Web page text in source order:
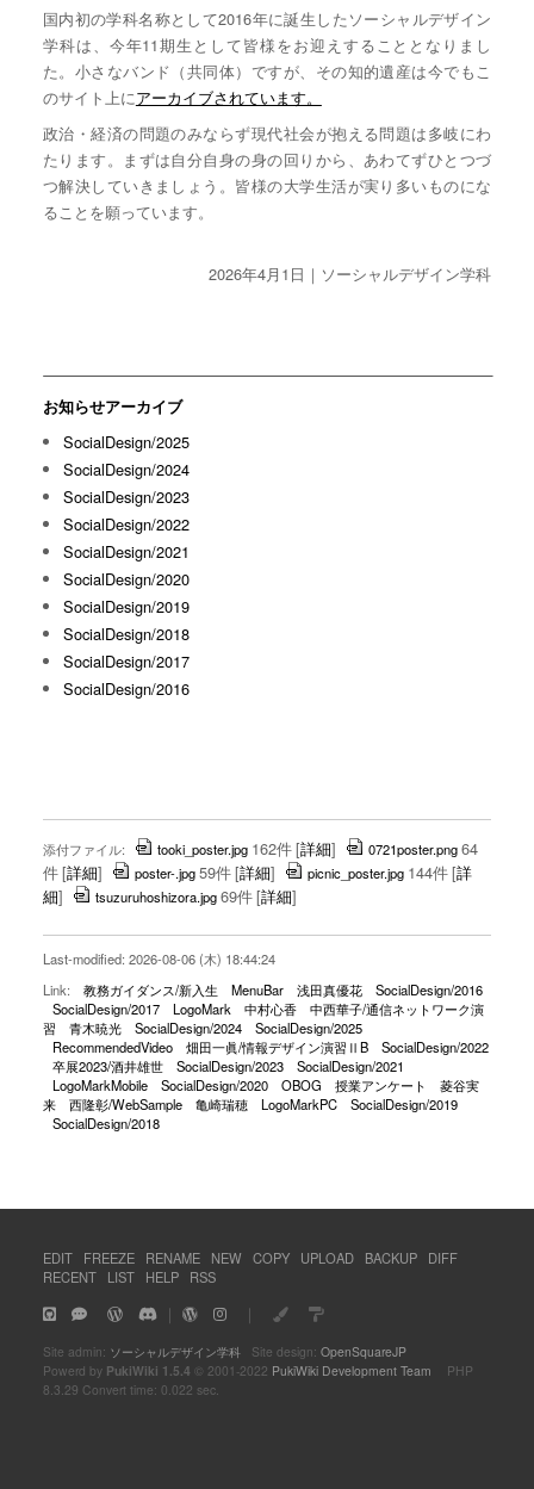
国内初の学科名称として2016年に誕生したソーシャルデザイン
学科は、今年11期生として皆様をお迎えすることとなりまし
た。小さなバンド（共同体）ですが、その知的遺産は今でもこ
のサイト上にアーカイブされています。
政治・経済の問題のみならず現代社会が抱える問題は多岐にわ
たります。まずは自分自身の身の回りから、あわてずひとつづ
つ解決していきましょう。皆様の大学生活が実り多いものにな
ることを願っています。
2026年4月1日｜ソーシャルデザイン学科
お知らせアーカイブ
SocialDesign/2025
SocialDesign/2024
SocialDesign/2023
SocialDesign/2022
SocialDesign/2021
SocialDesign/2020
SocialDesign/2019
SocialDesign/2018
SocialDesign/2017
SocialDesign/2016
添付ファイル: tooki_poster.jpg 162件[詳細] 0721poster.png64
件[詳細] poster-.jpg59件[詳細] picnic_poster.jpg 144件[詳
細] tsuzuruhoshizora.jpg69件[詳細]
Last-modified: 2026-08-06 (木) 18:44:24
Link:
教務ガイダンス/新入生 MenuBar 浅田真優花
SocialDesign/2016
SocialDesign/2017
LogoMark 中村心香
中西華子/通信ネットワーク演
習
青木暁光 SocialDesign/2024
SocialDesign/2025
RecommendedVideo
畑田一眞/情報デザイン演習ⅡB
SocialDesign/2022
卒展2023/酒井雄世
SocialDesign/2023
SocialDesign/2021
LogoMarkMobile
SocialDesign/2020 OBOG 授業アンケート
菱谷実
来
西隆彰/WebSample 亀崎瑞穂 LogoMarkPC
SocialDesign/2019
SocialDesign/2018
EDIT FREEZE RENAME NEW COPY UPLOAD BACKUP
DIFF
RECENT
LIST HELP RSS
｜ ｜
Site admin: ソーシャルデザイン学科Site design: OpenSquareJP
Powerd by PukiWiki 1.5.4 © 2001-2022 PukiWiki Development Team PHP
8.3.29 Convert time: 0.022 sec.